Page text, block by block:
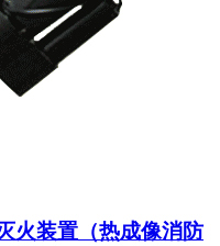
火装置（热成像消防